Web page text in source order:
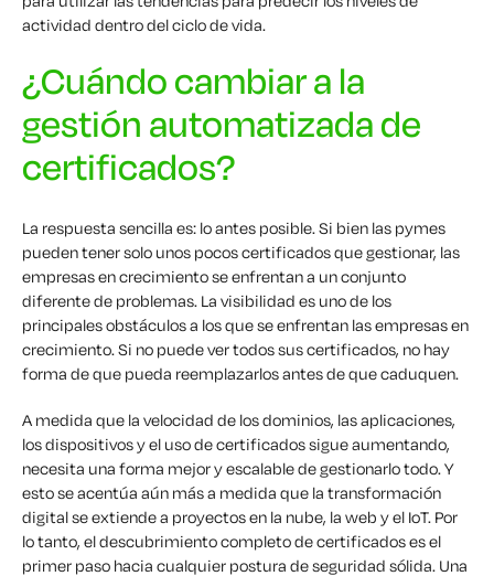
actividad dentro del ciclo de vida.
¿Cuándo cambiar a la
gestión automatizada de
certificados?
La respuesta sencilla es: lo antes posible. Si bien las pymes
pueden tener solo unos pocos certificados que gestionar, las
empresas en crecimiento se enfrentan a un conjunto
diferente de problemas. La visibilidad es uno de los
principales obstáculos a los que se enfrentan las empresas en
crecimiento. Si no puede ver todos sus certificados, no hay
forma de que pueda reemplazarlos antes de que caduquen.
A medida que la velocidad de los dominios, las aplicaciones,
los dispositivos y el uso de certificados sigue aumentando,
necesita una forma mejor y escalable de gestionarlo todo. Y
esto se acentúa aún más a medida que la transformación
digital se extiende a proyectos en la nube, la web y el IoT. Por
lo tanto, el descubrimiento completo de certificados es el
primer paso hacia cualquier postura de seguridad sólida. Una